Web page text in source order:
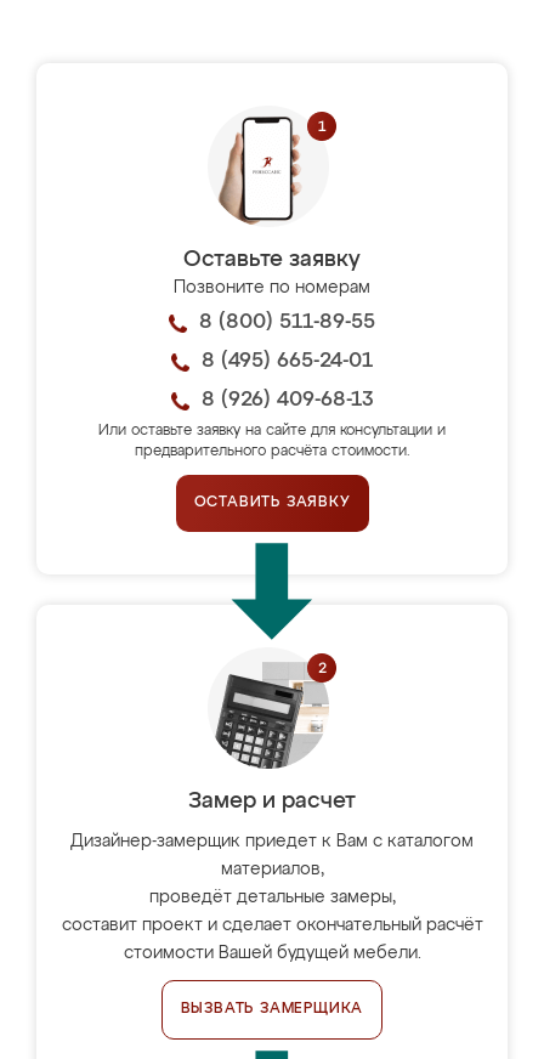
Оставьте заявку
Позвоните по номерам
8 (800) 511-89-55
8 (495) 665-24-01
8 (926) 409-68-13
Или оставьте заявку на сайте для консультации и
предварительного расчёта стоимости.
ОСТАВИТЬ ЗАЯВКУ
Замер и расчет
Дизайнер-замерщик приедет к Вам с каталогом
материалов,
проведёт детальные замеры,
составит проект и сделает окончательный расчёт
стоимости Вашей будущей мебели.
ВЫЗВАТЬ ЗАМЕРЩИКА